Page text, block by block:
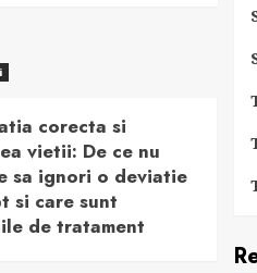
corecta si
vietii: De ce nu
sa ignori o deviatie
si care sunt
de tratament